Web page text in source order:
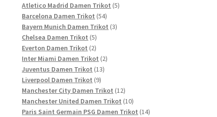
Produkte
Atletico Madrid Damen Trikot 55
Barcelona Damen Trikot 5454
Produkte
Bayern Munich Damen Trikot 33
Chelsea Damen Trikot 55
Produkte
Everton Damen Trikot 22
Produkte
Inter Miami Damen Trikot 22
Juventus Damen Trikot 1313
Liverpool Damen Trikot 99
Produkte
Manchester City Damen Trikot 1212
Produkte
Manchester United Damen Trikot 1010
Produkte
Paris Saint Germain PSG Damen Trikot 1414